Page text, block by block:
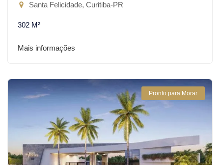
Santa Felicidade, Curitiba-PR
302 M²
Mais informações
Pronto para Morar